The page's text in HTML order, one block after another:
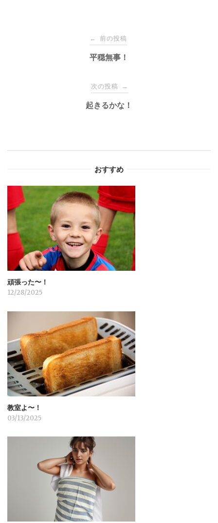
シ
ョ
ン
← 前の投稿
平穏無事！
次の投稿 →
起きるかな！
おすすめ
頑張った〜！
12/28/2025
教室よ〜！
03/13/2025